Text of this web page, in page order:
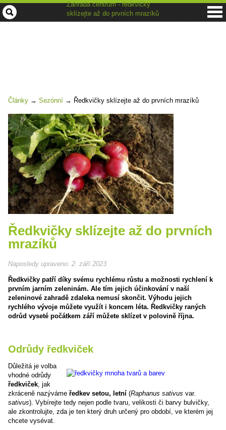
Zahrada centrum - ředkvičky
sklízejte až do prvních mrazíků
Články → Sezónní → Ředkvičky sklízejte až do prvních mrazíků
Ředkvičky sklízejte až do prvních
mrazíků
Naposledy upraveno: 2. září 2023
Ředkvičky patří díky svému rychlému růstu a možnosti rychlení k
prvním jarním zeleninám. Ale tím jejich účinkování v naší
zeleninové zahradě zdaleka nemusí skončit. Výhodu jejich
rychlého vývoje můžete využít i koncem léta. Ředkvičky raných
odrůd vyseté počátkem září můžete sklízet v polovině října.
Odrůdy ředkviček
Důležitá je volba
vhodné odrůdy
ředkviček, jak
zkráceně nazýváme ředkev setou, letní (Raphanus sativus var.
sativus). Vybírejte tedy nejen podle tvaru, velikosti či barvy bulvičky,
ale zkontrolujte, zda je ten který druh určený pro období, ve kterém jej
chcete vysévat.